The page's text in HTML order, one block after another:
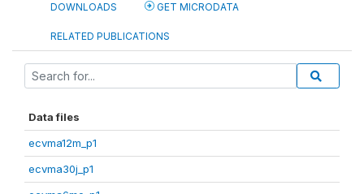
DOWNLOADS GET MICRODATA
RELATED PUBLICATIONS
Data files
ecvma12m_p1
ecvma30j_p1